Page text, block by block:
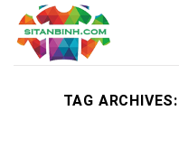
Skip
content
TAG ARCHIVES: